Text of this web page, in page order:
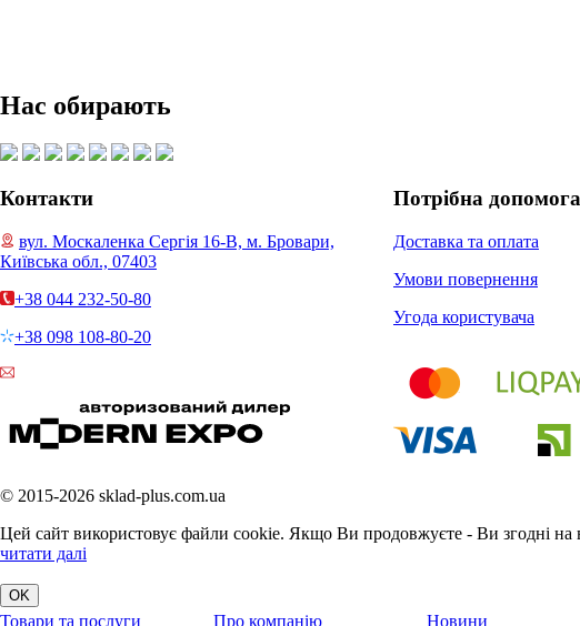
Товари та послуги Про компанію Новини
Нас обирають
Контакти
вул. Москаленка Сергія 16-В, м. Бровари,
Київська обл., 07403
+38 044 232-50-80
+38 098 108-80-20
Потрібна
Доставка та оплата
Умови повернення
Угода користувача
© 2015-2026 sklad-plus.com.ua
Цей сайт використовує файли cookie. Якщо Ви продовжуєте - Ви згодні на
читати далі